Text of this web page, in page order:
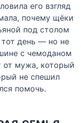
его взгляд
почему щёки
под столом
тот день — но не
с чемоданом
от мужа, который
не спешил
помочь.